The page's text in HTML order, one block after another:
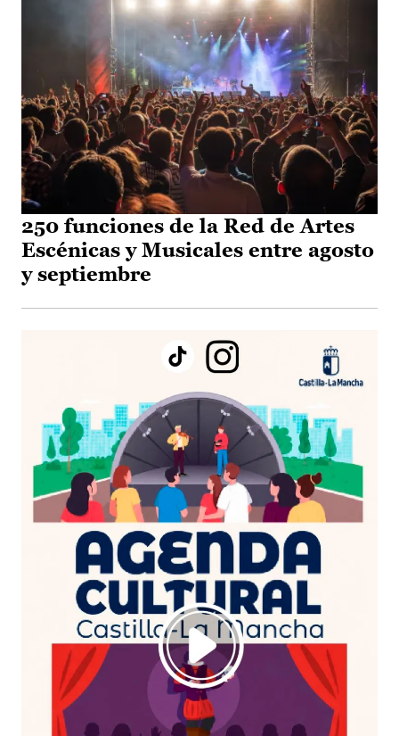
250 funciones de la Red de Artes
Escénicas y Musicales entre agosto
y septiembre